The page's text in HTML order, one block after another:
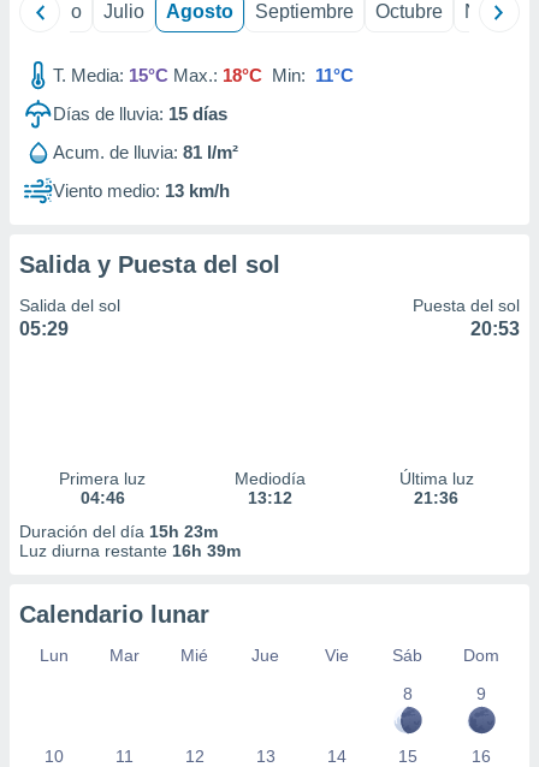
Junio Julio Agosto Septiembre Octubre
T. Media: 15°C Max.: 18°C Min: 11°C
Días de lluvia: 15 días
Acum. de lluvia: 81 l/m²
Viento medio: 13 km/h
Salida y Puesta del sol
Salida del sol
05:29
Puesta del sol
20:53
Primera luz
04:46
Mediodía
13:12
Última luz
21:36
Duración del día 15h 23m
Luz diurna restante 16h 39m
Calendario lunar
Lun Mar Mié Jue Vie Sáb
Dom
8
9
10 11 12 13 14 15 16